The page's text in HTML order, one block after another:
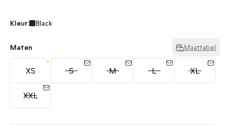
Kleur: Black
Maten Maattabel
XS S M L XL
XXL